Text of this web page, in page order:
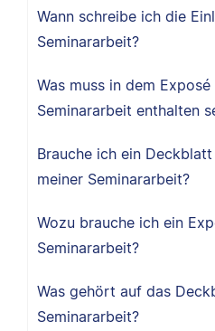
Wann schreibe ich die
Seminararbeit?
Was muss in dem Exposé
Seminararbeit enthalten
Brauche ich ein
meiner Seminararbeit?
Wozu brauche ich ein
Seminararbeit?
Was gehört auf das
Seminararbeit?